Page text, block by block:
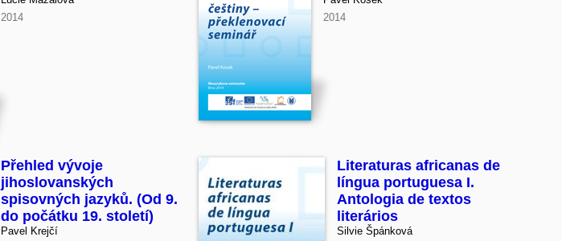
2014
2014
Přehled vývoje
jihoslovanských
spisovných jazyků. (Od 9.
do počátku 19. století)
Pavel Krejčí
Literaturas africanas de
língua portuguesa I.
Antologia de textos
literários
Silvie Špánková